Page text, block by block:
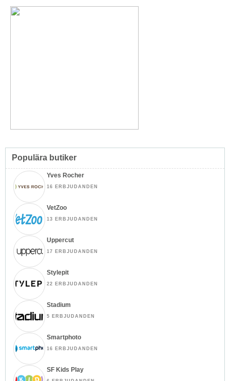
Populära butiker
Yves Rocher
16 ERBJUDANDEN
VetZoo
13 ERBJUDANDEN
Uppercut
17 ERBJUDANDEN
Stylepit
22 ERBJUDANDEN
Stadium
5 ERBJUDANDEN
Smartphoto
16 ERBJUDANDEN
SF Kids Play